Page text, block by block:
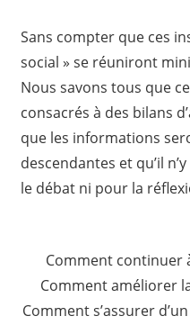
Sans compter que ces
social » se réuniront
Nous savons tous que
consacrés à des bilans
que les informations
descendantes et qu’il
le débat ni pour la
Comment continuer
Comment améliorer
Comment s’assurer